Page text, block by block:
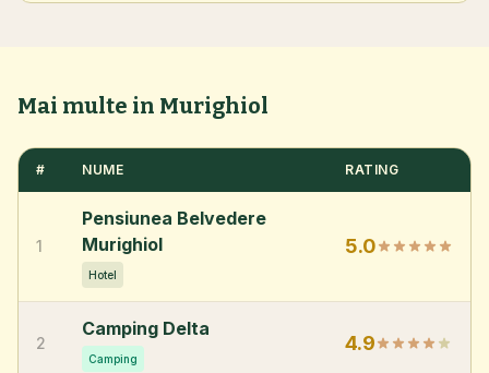
Mai multe in Murighiol
# NUME RATING
1
Pensiunea Belvedere
Murighiol
Hotel
5.0
2
Camping Delta
Camping
4.9